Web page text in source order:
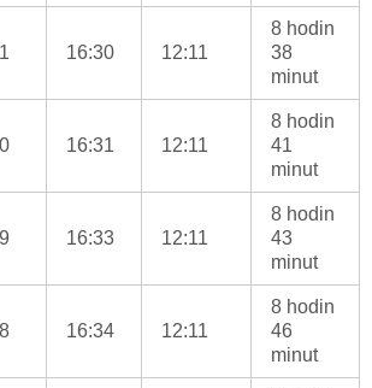
16:30 12:11
8 hodin
38
minut
16:31 12:11
8 hodin
41
minut
16:33 12:11
8 hodin
43
minut
16:34 12:11
8 hodin
46
minut